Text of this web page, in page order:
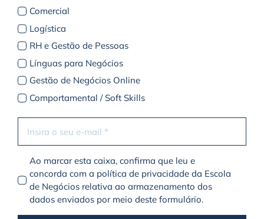
Comercial
Logística
RH e Gestão de Pessoas
Línguas para Negócios
Gestão de Negócios Online
Comportamental / Soft Skills
Ao marcar esta caixa, confirma que leu e
concorda com a política de privacidade da Escola
de Negócios relativa ao armazenamento dos
dados enviados por meio deste formulário.